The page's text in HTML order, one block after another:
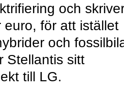
och
euro, för att istället
och
Stellantis sitt
till LG.